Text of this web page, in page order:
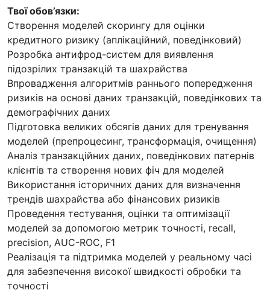
Твої обов’язки:
Створення моделей скорингу для оцінки
кредитного ризику (аплікаційний, поведінковий)
Розробка антифрод-систем для виявлення
підозрілих транзакцій та шахрайства
Впровадження алгоритмів раннього попередження
ризиків на основі даних транзакцій, поведінкових та
демографічних даних
Підготовка великих обсягів даних для тренування
моделей (препроцесинг, трансформація, очищення)
Аналіз транзакційних даних, поведінкових патернів
клієнтів та створення нових фіч для моделей
Використання історичних даних для визначення
трендів шахрайства або фінансових ризиків
Проведення тестування, оцінки та оптимізації
моделей за допомогою метрик точності, recall,
precision, AUC-ROC, F1
Реалізація та підтримка моделей у реальному часі
для забезпечення високої швидкості обробки та
точності